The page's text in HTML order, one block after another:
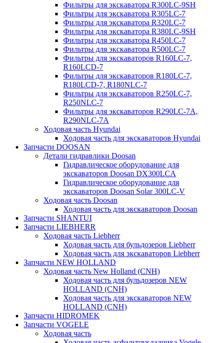
Фильтры для экскаватора R300LC-9SH
Фильтры для экскаватора R305LC-7
Фильтры для экскаватора R320LC-7
Фильтры для экскаватора R380LC-9SH
Фильтры для экскаватора R450LC-7
Фильтры для экскаватора R500LC-7
Фильтры для экскаваторов R160LC-7,
R160LCD-7
Фильтры для экскаваторов R180LC-7,
R180LCD-7, R180NLC-7
Фильтры для экскаваторов R250LC-7,
R250NLC-7
Фильтры для экскаваторов R290LC-7A,
R290NLC-7A
Ходовая часть Hyundai
Ходовая часть для экскаваторов Hyundai
Запчасти DOOSAN
Детали гидравлики Doosan
Гидравлическое оборудование для
экскаваторов Doosan DX300LCA
Гидравлическое оборудование для
экскаваторов Doosan Solar 300LC-V
Ходовая часть Doosan
Ходовая часть для экскаваторов Doosan
Запчасти SHANTUI
Запчасти LIEBHERR
Ходовая часть Liebherr
Ходовая часть для бульдозеров Liebherr
Ходовая часть для экскаваторов Liebherr
Запчасти NEW HOLLAND
Ходовая часть New Holland (CNH)
Ходовая часть для бульдозеров NEW
HOLLAND (CNH)
Ходовая часть для экскаваторов NEW
HOLLAND (CNH)
Запчасти HIDROMEK
Запчасти VOGELE
Ходовая часть